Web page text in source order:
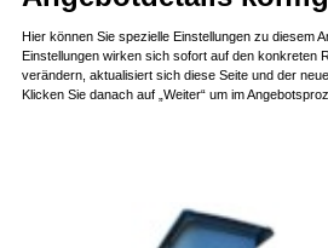
Hier können Sie spezielle Einstellungen zu diesem
Einstellungen wirken sich sofort auf den konkreten
verändern, aktualisiert sich diese Seite und der
Klicken Sie danach auf „Weiter“ um im